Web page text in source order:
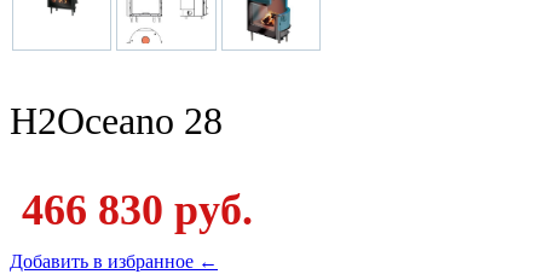
H2Oceano 28
466 830 руб.
Добавить в избранное ←